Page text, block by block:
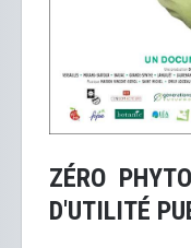
ZÉRO
D'UTILITÉ